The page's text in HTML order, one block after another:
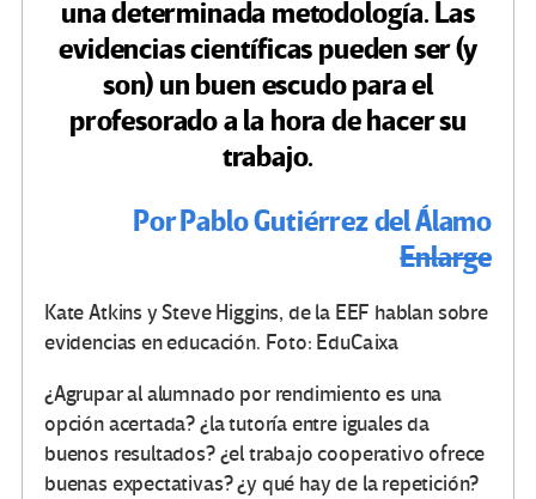
una determinada metodología. Las
evidencias científicas pueden ser (y
son) un buen escudo para el
profesorado a la hora de hacer su
trabajo.
Por Pablo Gutiérrez del Álamo
Enlarge
Kate Atkins y Steve Higgins, de la EEF hablan sobre
evidencias en educación. Foto: EduCaixa
¿Agrupar al alumnado por rendimiento es una
opción acertada? ¿la tutoría entre iguales da
buenos resultados? ¿el trabajo cooperativo ofrece
buenas expectativas? ¿y qué hay de la repetición?